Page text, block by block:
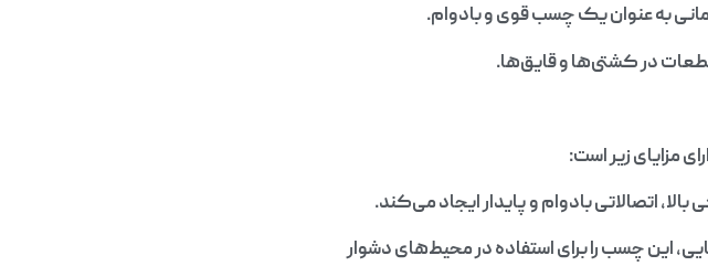
به عنوان یک چسب قوی و بادوام.
در کشتی‌ها و قایق‌ها.
اتصالاتی بادوام و پایدار ایجاد می‌کند.
این چسب را برای استفاده در محیط‌های دشوار